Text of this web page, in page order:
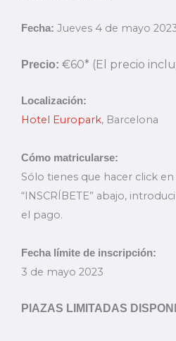
Fecha: Jueves 4 de mayo
Precio: €60* (El precio
Localización:
Hotel Europark, Barcelona
Cómo matricularse:
Sólo tienes que hacer click
“INSCRÍBETE” abajo,
el pago.
Fecha límite de inscripción:
3 de mayo 2023
PlAZAS LIMITADAS